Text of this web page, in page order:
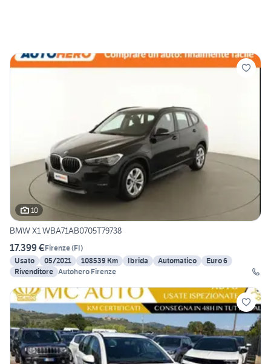
10
BMW X1 WBA71AB0705T79738
17.399 €Firenze(FI)
Usato
05/2021 108539 Km Ibrida Automatico
Euro 6
Rivenditore Autohero Firenze